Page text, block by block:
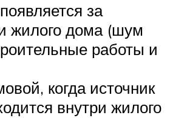
за
жилого дома (шум
работы и
когда источник
внутри жилого